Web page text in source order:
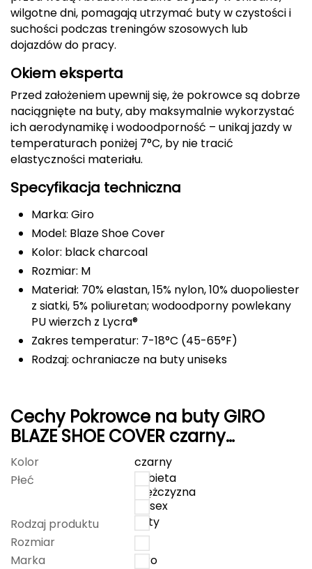
Deuter
Dolomite
EISBAR
ENERO
ENERO CAMP
ENERO PRO
Extremities
Fjord Nansen
GIVOVA
GSI Outdoors
Gear Aid
Gerber
Giant Dragon
wilgotne dni, pomagają utrzymać buty w czystości i
suchości podczas treningów szosowych lub
dojazdów do pracy.
Okiem eksperta
Przed założeniem upewnij się, że pokrowce są dobrze
naciągnięte na buty, aby maksymalnie wykorzystać
ich aerodynamikę i wodoodporność – unikaj jazdy w
temperaturach poniżej 7°C, by nie tracić
elastyczności materiału.
Specyfikacja techniczna
Marka: Giro
Model: Blaze Shoe Cover
Kolor: black charcoal
Rozmiar: M
Materiał: 70% elastan, 15% nylon, 10% duopoliester
z siatki, 5% poliuretan; wodoodporny powlekany
PU wierzch z Lycra®
Zakres temperatur: 7-18°C (45-65°F)
Rodzaj: ochraniacze na buty uniseks
Cechy Pokrowce na buty GIRO
BLAZE SHOE COVER czarny
charcoal
Kolor
czarny
Płeć
kobieta
mężczyzna
unisex
Rodzaj produktu
buty
Rozmiar
Marka
Giro